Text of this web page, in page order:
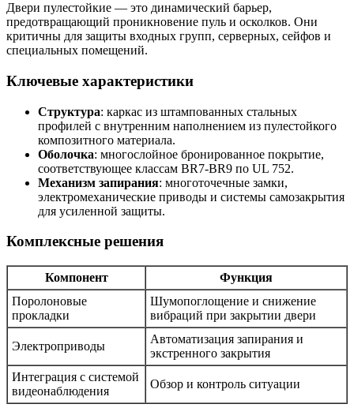
Двери пулестойкие — это динамический барьер,
предотвращающий проникновение пуль и осколков. Они
критичны для защиты входных групп, серверных, сейфов и
специальных помещений.
Ключевые характеристики
Структура: каркас из штампованных стальных
профилей с внутренним наполнением из пулестойкого
композитного материала.
Оболочка: многослойное бронированное покрытие,
соответствующее классам BR7-BR9 по UL 752.
Механизм запирания: многоточечные замки,
электромеханические приводы и системы самозакрытия
для усиленной защиты.
Комплексные решения
Компонент
Функция
Поролоновые
прокладки
Шумопоглощение и снижение
вибраций при закрытии двери
Электроприводы
Автоматизация запирания и
экстренного закрытия
Интеграция с системой
видеонаблюдения
Обзор и контроль ситуации